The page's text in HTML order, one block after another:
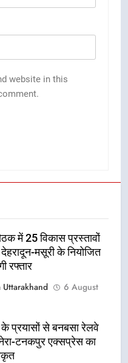
website in this
में 25 विकास प्रस्तावों
मसूरी के नियोजित
रफ्तार
6 August
के प्रयासों से बनबसा रेलवे
टनकपुर एक्सप्रेस का